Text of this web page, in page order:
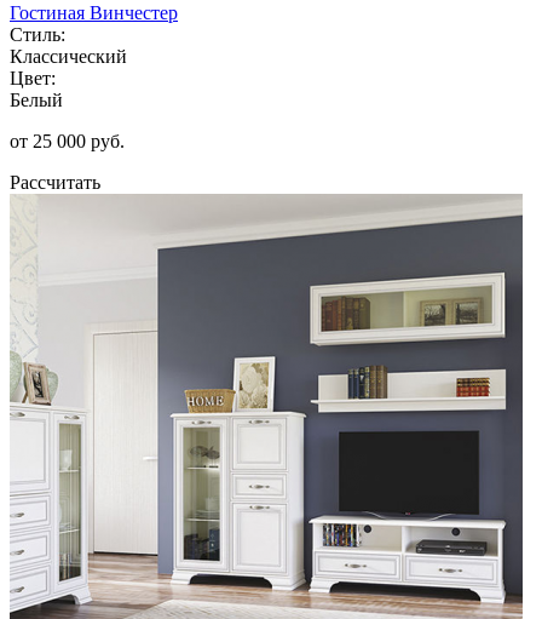
Гостиная Винчестер
Стиль:
Классический
Цвет:
Белый
от 25 000 руб.
Рассчитать